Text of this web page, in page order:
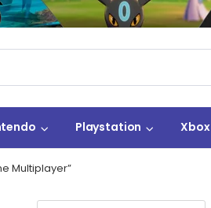
Playstation Xbox
Multiplayer”